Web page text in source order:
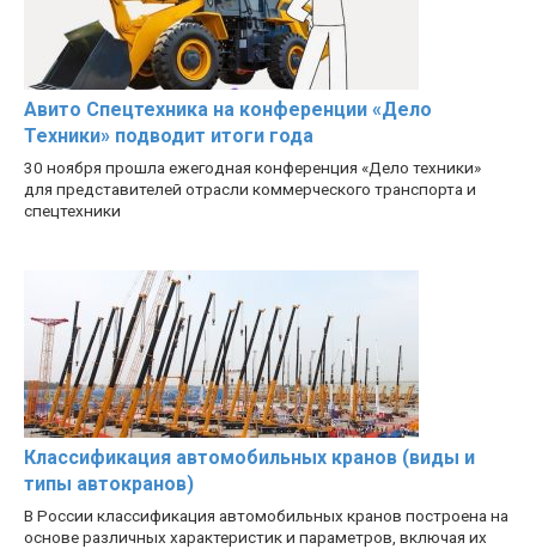
Авито Спецтехника на конференции «Дело
Техники» подводит итоги года
30 ноября прошла ежегодная конференция «Дело техники»
для представителей отрасли коммерческого транспорта и
спецтехники
Классификация автомобильных кранов (виды и
типы автокранов)
В России классификация автомобильных кранов построена на
основе различных характеристик и параметров, включая их